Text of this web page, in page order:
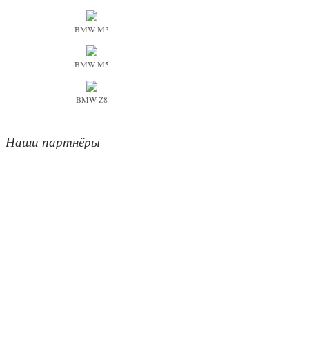
BMW M3
BMW M5
BMW Z8
Наши партнёры